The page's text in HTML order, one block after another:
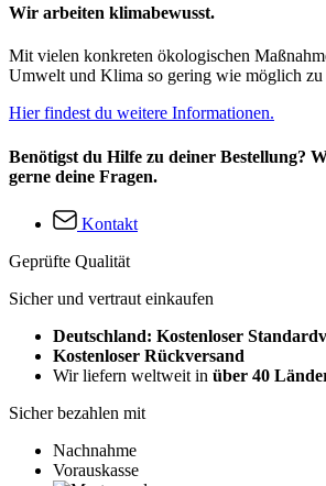
Wir arbeiten klimabewusst.
Mit vielen konkreten ökologischen
Umwelt und Klima so gering wie möglich zu
Hier findest du weitere Informationen.
Benötigst du Hilfe zu deiner Bestellung?
gerne deine Fragen.
Kontakt
Geprüfte Qualität
Sicher und vertraut einkaufen
Deutschland: Kostenloser
Kostenloser Rückversand
Wir liefern weltweit in über 40
Sicher bezahlen mit
Nachnahme
Vorauskasse